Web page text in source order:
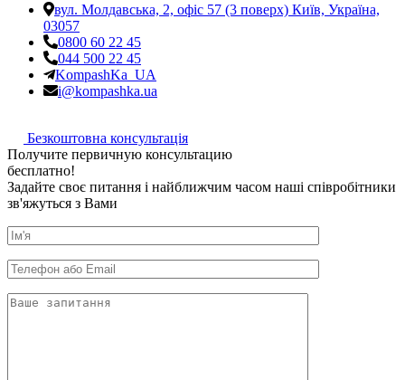
вул. Молдавська, 2, офіс 57 (3 поверх) Київ, Україна,
03057
0800 60 22 45
044 500 22 45
KompashKa_UA
i@kompashka.ua
Безкоштовна консультація
Получите первичную консультацию
бесплатно!
Задайте своє питання і найближчим часом наші співробітники
зв'яжуться з Вами